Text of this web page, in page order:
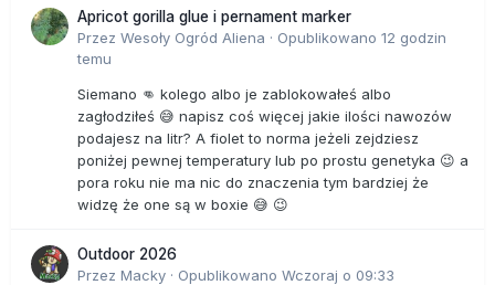
Apricot gorilla glue i pernament marker
Przez Wesoły Ogród Aliena · Opublikowano 12 godzin
temu
Siemano 👊 kolego albo je zablokowałeś albo
zagłodziłeś 😅 napisz coś więcej jakie ilości nawozów
podajesz na litr? A fiolet to norma jeżeli zejdziesz
poniżej pewnej temperatury lub po prostu genetyka 😉 a
pora roku nie ma nic do znaczenia tym bardziej że
widzę że one są w boxie 😅 😉
Outdoor 2026
Przez Macky · Opublikowano Wczoraj o 09:33